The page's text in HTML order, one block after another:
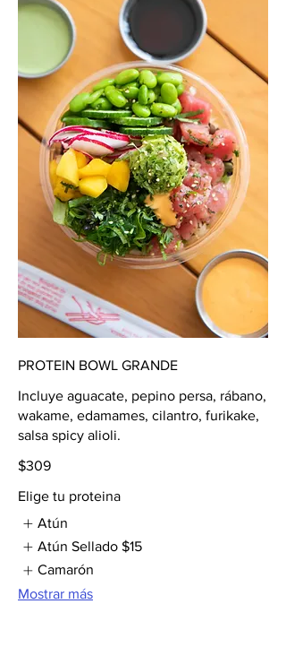
PROTEIN BOWL GRANDE
Incluye aguacate, pepino persa, rábano,
wakame, edamames, cilantro, furikake,
salsa spicy alioli.
$309
Elige tu proteina
Atún
Atún Sellado $15
Camarón
Mostrar más